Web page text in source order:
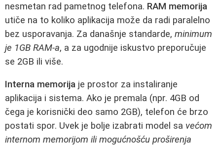
nesmetan rad pametnog telefona. RAM memorija
utiče na to koliko aplikacija može da radi paralelno
bez usporavanja. Za današnje standarde, minimum
je 1GB RAM-a, a za ugodnije iskustvo preporučuje
se 2GB ili više.
Interna memorija je prostor za instaliranje
aplikacija i sistema. Ako je premala (npr. 4GB od
čega je korisnički deo samo 2GB), telefon će brzo
postati spor. Uvek je bolje izabrati model sa većom
internom memorijom ili mogućnošću proširenja